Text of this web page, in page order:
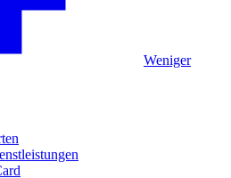
Weniger